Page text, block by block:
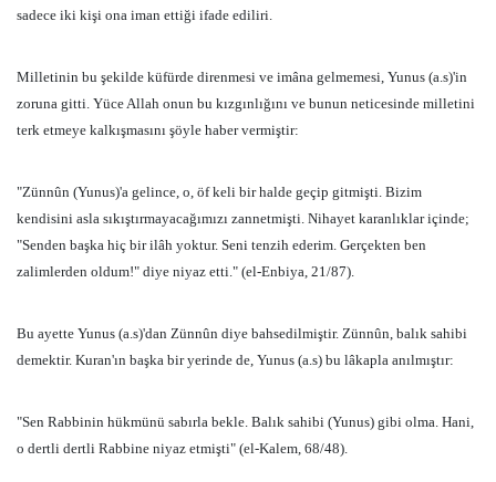
sadece iki kişi ona iman ettiği ifade ediliri.
Milletinin bu şekilde küfürde direnmesi ve imâna gelmemesi, Yunus (a.s)'in
zoruna gitti. Yüce Allah onun bu kızgınlığını ve bunun neticesinde milletini
terk etmeye kalkışmasını şöyle haber vermiştir:
"Zünnûn (Yunus)'a gelince, o, öf keli bir halde geçip gitmişti. Bizim
kendisini asla sıkıştırmayacağımızı zannetmişti. Nihayet karanlıklar içinde;
"Senden başka hiç bir ilâh yoktur. Seni tenzih ederim. Gerçekten ben
zalimlerden oldum!" diye niyaz etti." (el-Enbiya, 21/87).
Bu ayette Yunus (a.s)'dan Zünnûn diye bahsedilmiştir. Zünnûn, balık sahibi
demektir. Kuran'ın başka bir yerinde de, Yunus (a.s) bu lâkapla anılmıştır:
"Sen Rabbinin hükmünü sabırla bekle. Balık sahibi (Yunus) gibi olma. Hani,
o dertli dertli Rabbine niyaz etmişti" (el-Kalem, 68/48).